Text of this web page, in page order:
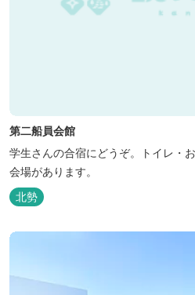
第二船員会館
学生さんの合宿にどうぞ。トイレ・
会場があります。
北勢